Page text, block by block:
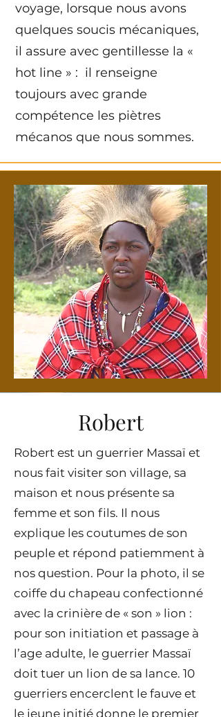
Robert
Robert est un guerrier Massaï et
nous fait visiter son village, sa
maison et nous présente sa
femme et son fils. Il nous
explique les coutumes de son
peuple et répond patiemment à
nos question. Pour la photo, il se
coiffe du chapeau confectionné
avec la crinière de « son » lion :
pour son initiation et passage à
l’age adulte, le guerrier Massaï
doit tuer un lion de sa lance. 10
guerriers encerclent le fauve et
le jeune initié donne le premier
voyage, lorsque nous avons
quelques soucis mécaniques,
il assure avec gentillesse la «
hot line » : il renseigne
toujours avec grande
compétence les piètres
mécanos que nous sommes.